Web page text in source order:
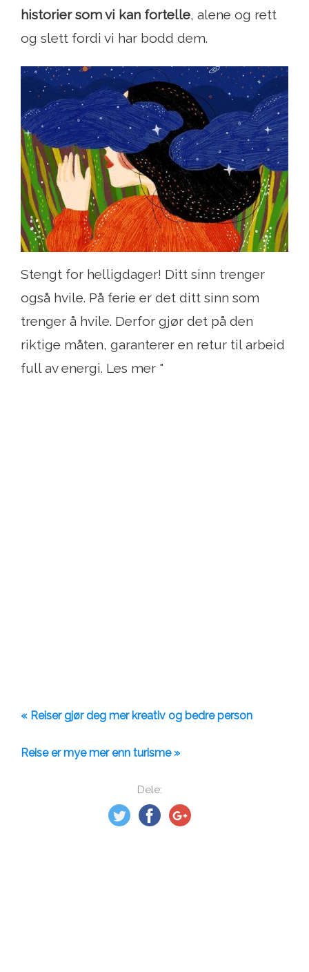
Dele:
historier som vi kan fortelle, alene og rett
og slett fordi vi har bodd dem.
Stengt for helligdager! Ditt sinn trenger
også hvile. På ferie er det ditt sinn som
trenger å hvile. Derfor gjør det på den
riktige måten, garanterer en retur til arbeid
full av energi. Les mer "
« Reiser gjør deg mer kreativ og bedre person
Reise er mye mer enn turisme »